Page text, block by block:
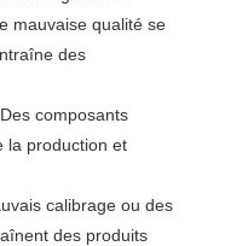
mauvaise qualité se
des
Des composants
la production et
calibrage ou des
des produits